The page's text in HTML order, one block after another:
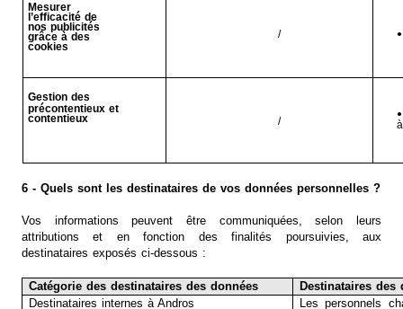
Mesurer
l’efficacité de
nos publicités
grâce à des
cookies
/ •
Gestion des
précontentieux et
contentieux / •
6 - Quels sont les destinataires de vos données personnelles ?
Vos informations peuvent être communiquées, selon leurs
attributions et en fonction des finalités poursuivies, aux
destinataires exposés ci-dessous :
Catégorie des destinataires des données
Destinataires des
Destinataires internes à Andros
Les personnels